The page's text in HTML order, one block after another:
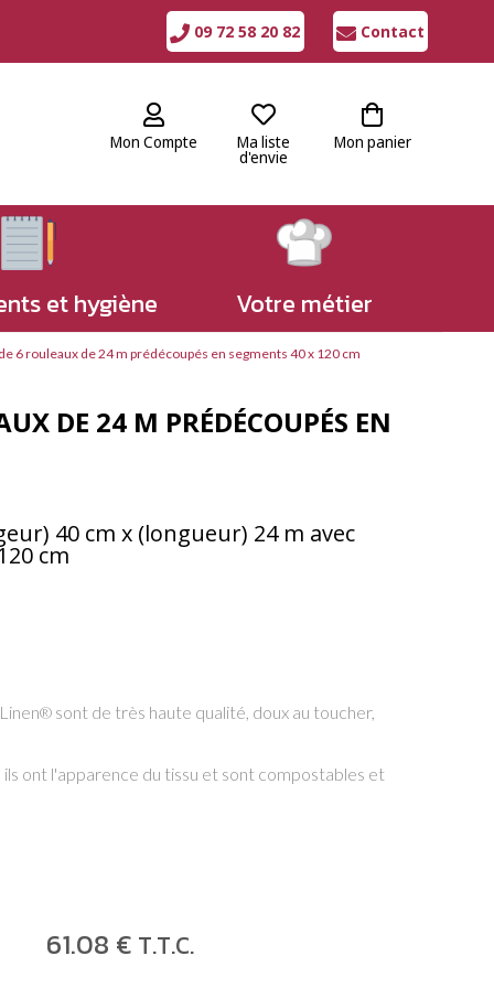
Mon Compte Mon panier
Ma liste
d'envie
et hygiène Votre métier
6 rouleaux de 24 m prédécoupés en segments 40 x 120 cm
DE 24 M PRÉDÉCOUPÉS EN
40 cm x (longueur) 24 m avec
cm
® sont de très haute qualité, doux au toucher,
ils ont l'apparence du tissu et sont compostables et
61.08 € T.T.C.
09 72 58 20 82 Contact